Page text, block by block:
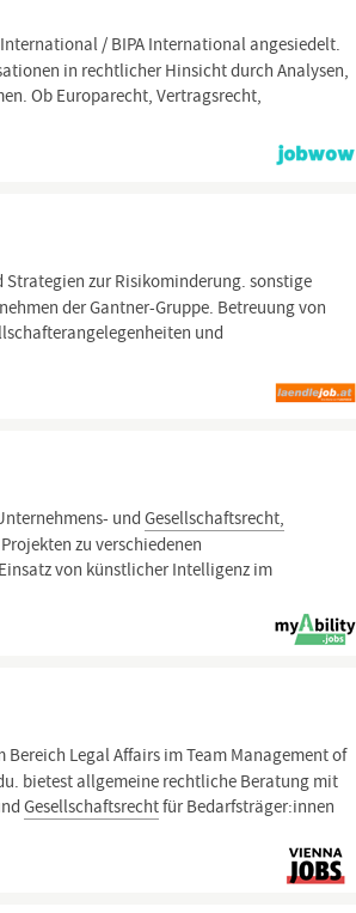
/ BIPA International angesiedelt.
in rechtlicher Hinsicht durch Analysen,
Ob Europarecht, Vertragsrecht,
zur Risikominderung. sonstige
der Gantner-Gruppe. Betreuung von
und
undGesellschaftsrecht,
zu verschiedenen
von künstlicher Intelligenz im
Bereich Legal Affairs im Team Management of
bietest allgemeine rechtliche Beratung mit
Gesellschaftsrechtfür Bedarfsträger:innen